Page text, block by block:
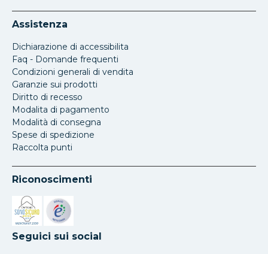
Assistenza
Dichiarazione di accessibilita
Faq - Domande frequenti
Condizioni generali di vendita
Garanzie sui prodotti
Diritto di recesso
Modalita di pagamento
Modalità di consegna
Spese di spedizione
Raccolta punti
Riconoscimenti
Si apre in una nuova scheda
Si apre in una nuova scheda
Seguici sui social